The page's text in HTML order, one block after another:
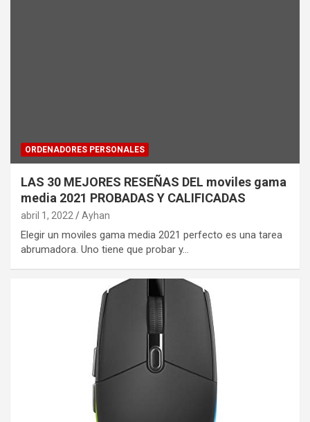
ORDENADORES PERSONALES
LAS 30 MEJORES RESEÑAS DEL moviles gama
media 2021 PROBADAS Y CALIFICADAS
abril 1, 2022 Ayhan
Elegir un moviles gama media 2021 perfecto es una tarea
abrumadora. Uno tiene que probar y…